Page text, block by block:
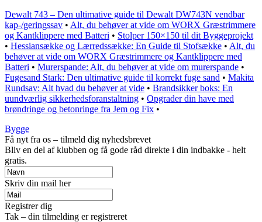
Dewalt 743 – Den ultimative guide til Dewalt DW743N vendbar
kap-/geringssav • Alt, du behøver at vide om WORX Græstrimmere
og Kantklippere med Batteri • Stolper 150×150 til dit Byggeprojekt
• Hessiansække og Lærredssække: En Guide til Stofsække • Alt, du
behøver at vide om WORX Græstrimmere og Kantklippere med
Batteri • Murerspande: Alt, du behøver at vide om murerspande •
Fugesand Stark: Den ultimative guide til korrekt fuge sand • Makita
Rundsav: Alt hvad du behøver at vide • Brandsikker boks: En
uundværlig sikkerhedsforanstaltning • Opgrader din have med
brøndringe og betonringe fra Jem og Fix •
Bygge
Få nyt fra os – tilmeld dig nyhedsbrevet
Bliv en del af klubben og få gode råd direkte i din indbakke - helt
gratis.
Skriv din mail her
Registrer dig
Tak – din tilmelding er registreret